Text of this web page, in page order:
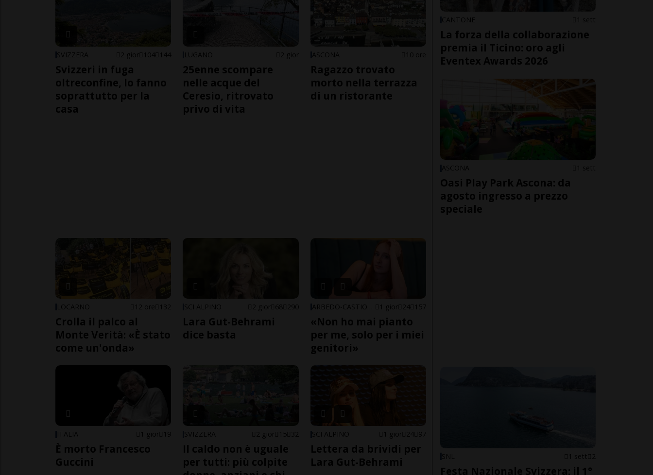
SVIZZERA 2 gior 104 144
Svizzeri in fuga
oltreconfine, lo fanno
soprattutto per la
casa
LUGANO 2 gior
25enne scompare
nelle acque del
Ceresio, ritrovato
privo di vita
ASCONA 10 ore
Ragazzo trovato
morto nella terrazza
di un ristorante
LOCARNO 12 ore 132
Crolla il palco al
Monte Verità: «È stato
come un'onda»
SCI ALPINO 2 gior 68 290
Lara Gut-Behrami
dice basta
1 gior 24 157
«Non ho mai pianto
per me, solo per i miei
genitori»
ITALIA 1 gior 19
È morto Francesco
Guccini
SVIZZERA 2 gior 15 32
Il caldo non è uguale
per tutti: più colpite
SCI ALPINO 1 gior 24 97
Lettera da brividi per
Lara Gut-Behrami
CANTONE 1 sett
La forza della collaborazione
premia il Ticino: oro agli
Eventex Awards 2026
ASCONA 1 sett
Oasi Play Park Ascona: da
agosto ingresso a prezzo
speciale
SNL 1 sett 2
Festa Nazionale Svizzera: il 1°